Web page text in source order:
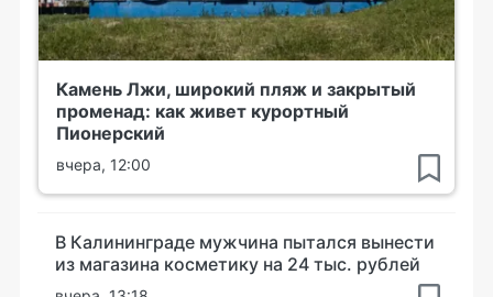
Камень Лжи, широкий пляж и закрытый
променад: как живет курортный
Пионерский
вчера, 12:00
В Калининграде мужчина пытался вынести
из магазина косметику на 24 тыс. рублей